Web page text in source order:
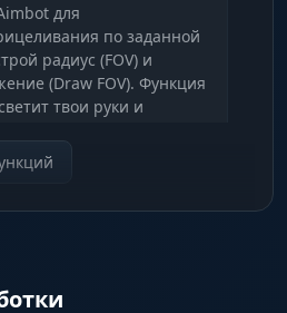
для
по заданной
радиус (FOV) и
(Draw FOV). Функция
твои руки и
Имена (Name),